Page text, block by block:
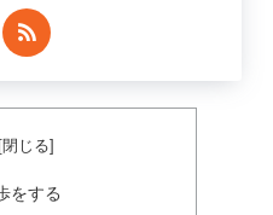
をする